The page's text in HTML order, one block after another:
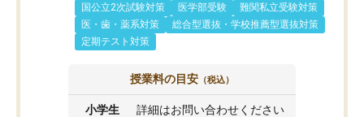
国公立2次試験対策
医学部受験
難関私立受験対策
医・歯・薬系対策
総合型選抜・学校推薦型選抜対策
定期テスト対策
授業料の目安 （税込）
小学生 詳細はお問い合わせください